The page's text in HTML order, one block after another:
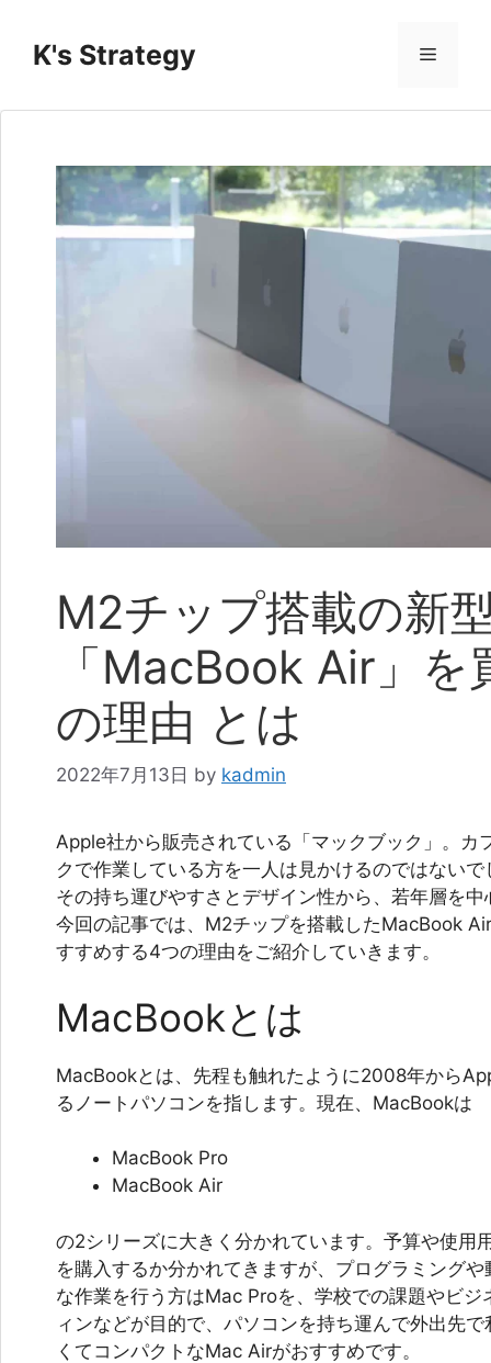
K's Strategy メ
ュ
ー
M2チップ搭載の新
「MacBook Air」
の理由 とは
2022年7月13日 by kadmin
Apple社から販売されている「マックブック」。カ
クで作業している方を一人は見かけるのではない
その持ち運びやすさとデザイン性から、若年層を
今回の記事では、M2チップを搭載したMacBook
すすめする4つの理由をご紹介していきます。
MacBookとは
MacBookとは、先程も触れたように2008年から
るノートパソコンを指します。現在、MacBookは
MacBook Pro
MacBook Air
の2シリーズに大きく分かれています。予算や使用
を購入するか分かれてきますが、プログラミング
な作業を行う方はMac Proを、学校での課題やビジ
ィンなどが目的で、パソコンを持ち運んで外出先
くてコンパクトなMac Airがおすすめです。